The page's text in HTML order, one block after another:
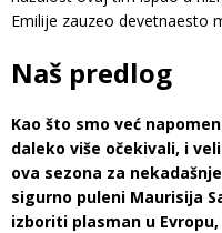
Emilije zauzeo devetnaesto
Naš predlog
Kao što smo već
daleko više očekivali, i
ova sezona za
sigurno puleni Maurisija
izboriti plasman u